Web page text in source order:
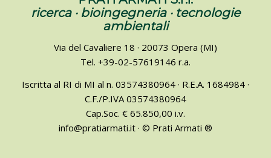
ricerca · bioingegneria · tecnologie
ambientali
Via del Cavaliere 18 · 20073 Opera (MI)
Tel. +39-02-57619146 r.a.
Iscritta al RI di MI al n. 03574380964 · R.E.A. 1684984 ·
C.F./P.IVA 03574380964
Cap.Soc. € 65.850,00 i.v.
info@pratiarmati.it · © Prati Armati ®